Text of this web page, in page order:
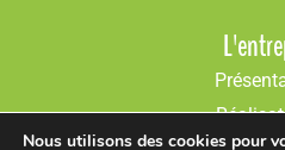
Nous utilisons des cookies pour